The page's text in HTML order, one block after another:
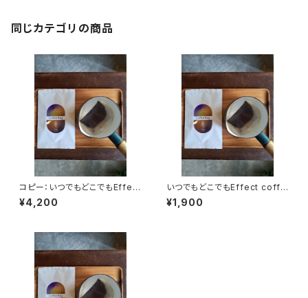
同じカテゴリの商品
コピー：いつでもどこでもEffect
coffee Bag(22袋入り)2袋お
まけ
¥4,200
いつでもどこでもEffect coffe
e Bag(11袋入り)2袋おまけ
¥1,900